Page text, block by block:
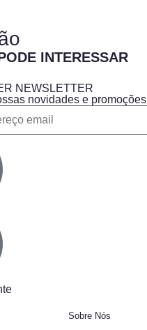
INTERESSAR
NEWSLETTER
novidades e promoções
Sobre Nós